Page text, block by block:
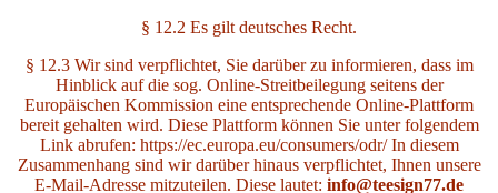
§ 12.2 Es gilt deutsches Recht.
§ 12.3 Wir sind verpflichtet, Sie darüber zu informieren, dass im
Hinblick auf die sog. Online-Streitbeilegung seitens der
Europäischen Kommission eine entsprechende Online-Plattform
bereit gehalten wird. Diese Plattform können Sie unter folgendem
Link abrufen: https://ec.europa.eu/consumers/odr/ In diesem
Zusammenhang sind wir darüber hinaus verpflichtet, Ihnen unsere
E-Mail-Adresse mitzuteilen. Diese lautet: info@teesign77.de